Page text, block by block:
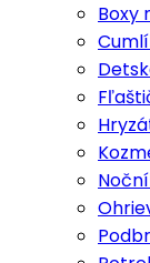
Boxy